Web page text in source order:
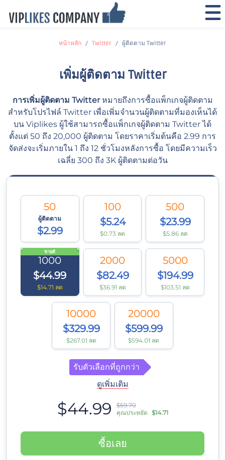
หน้าหลัก Twitter ผู้ติดตาม Twitter
เพิ่มผู้ติดตาม Twitter
การเพิ่มผู้ติดตาม Twitterหมายถึงการซื้อแพ็กเกจผู้ติดตาม
สำหรับโปรไฟล์ Twitter เพื่อเพิ่มจำนวนผู้ติดตามที่มองเห็นได้
บน Viplikes ผู้ใช้สามารถซื้อแพ็กเกจผู้ติดตาม Twitter ได้
ตั้งแต่ 50 ถึง 20,000 ผู้ติดตาม โดยราคาเริ่มต้นคือ 2.99 การ
จัดส่งจะเริ่มภายใน 1 ถึง 12 ชั่วโมงหลังการซื้อ โดยมีความเร็ว
เฉลี่ย 300 ถึง 3K ผู้ติดตามต่อวัน
50
ผู้ติดตาม
$2.99
100
$5.24
$0.73 ลด
500
$23.99
$5.86 ลด
ขายดี
1000
$44.99
$14.71 ลด
2000
$82.49
$36.91 ลด
5000
$194.99
$103.51 ลด
10000
$329.99
$267.01 ลด
20000
$599.99
$594.01 ลด
รับตัวเลือกที่ถูกกว่า
ดูเพิ่มเติม
$44.99
$59.70
คุณประหยัด $14.71
ซื้อเลย